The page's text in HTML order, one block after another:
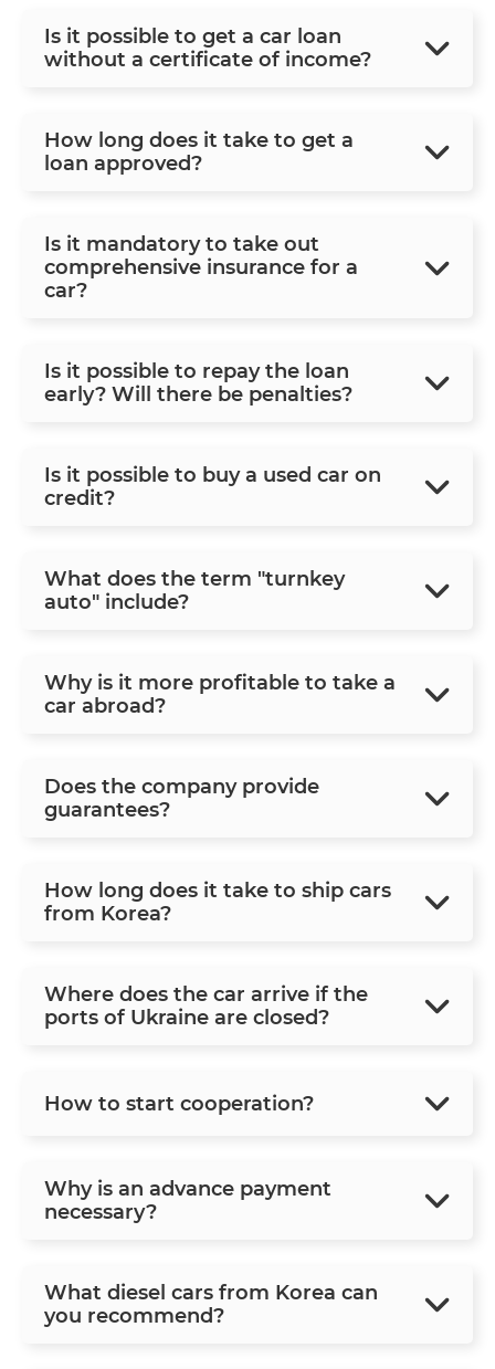
Is it possible to get a car loan
without a certificate of income?
How long does it take to get a
loan approved?
Is it mandatory to take out
comprehensive insurance for a
car?
Is it possible to repay the loan
early? Will there be penalties?
Is it possible to buy a used car on
credit?
What does the term "turnkey
auto" include?
Why is it more profitable to take a
car abroad?
Does the company provide
guarantees?
How long does it take to ship cars
from Korea?
Where does the car arrive if the
ports of Ukraine are closed?
How to start cooperation?
Why is an advance payment
necessary?
What diesel cars from Korea can
you recommend?